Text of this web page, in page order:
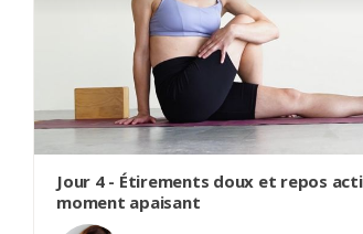
Jour 4 - Étirements doux et repos
moment apaisant